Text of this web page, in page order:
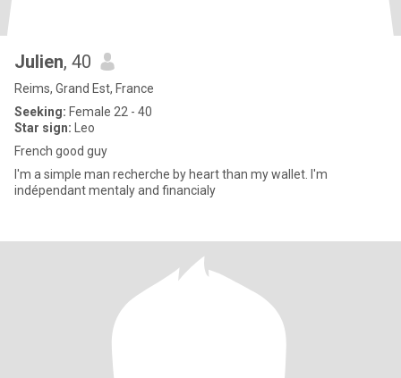
Julien, 40
Reims, Grand Est, France
Seeking: Female 22 - 40
Star sign: Leo
French good guy
I'm a simple man recherche by heart than my wallet. I'm
indépendant mentaly and financialy